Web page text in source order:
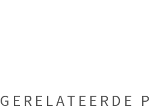
GERELATEERDE